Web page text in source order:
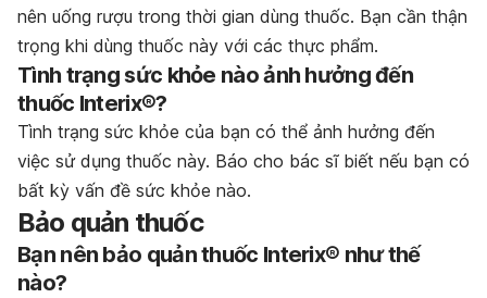
nên uống rượu trong thời gian dùng thuốc. Bạn cần thận
trọng khi dùng thuốc này với các thực phẩm.
Tình trạng sức khỏe nào ảnh hưởng đến
thuốc Interix®?
Tình trạng sức khỏe của bạn có thể ảnh hưởng đến
việc sử dụng thuốc này. Báo cho bác sĩ biết nếu bạn có
bất kỳ vấn đề sức khỏe nào.
Bảo quản thuốc
Bạn nên bảo quản thuốc Interix® như thế
nào?